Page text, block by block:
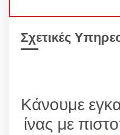
Σχετικές
Κάνουμε
ίνας με